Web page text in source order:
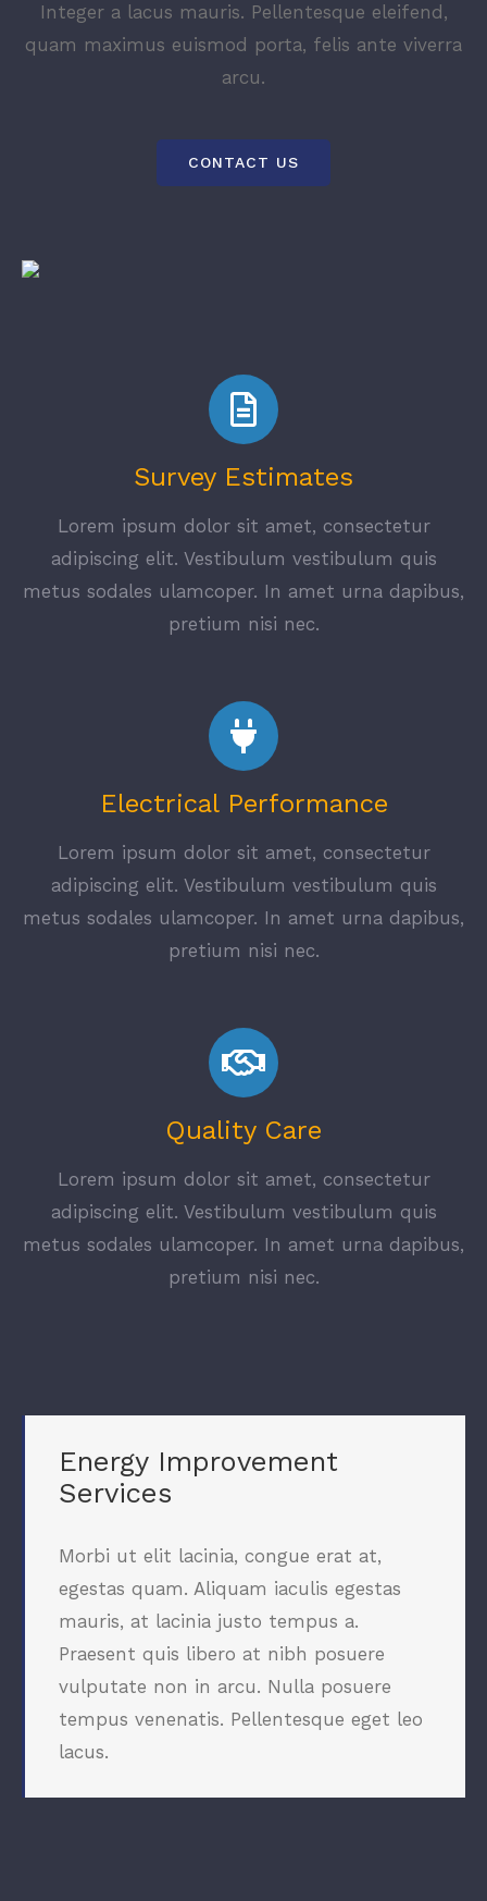
Integer a lacus mauris. Pellentesque eleifend,
quam maximus euismod porta, felis ante viverra
arcu.
CONTACT US
Survey Estimates
Lorem ipsum dolor sit amet, consectetur
adipiscing elit. Vestibulum vestibulum quis
metus sodales ulamcoper. In amet urna dapibus,
pretium nisi nec.
Electrical Performance
Lorem ipsum dolor sit amet, consectetur
adipiscing elit. Vestibulum vestibulum quis
metus sodales ulamcoper. In amet urna dapibus,
pretium nisi nec.
Quality Care
Lorem ipsum dolor sit amet, consectetur
adipiscing elit. Vestibulum vestibulum quis
metus sodales ulamcoper. In amet urna dapibus,
pretium nisi nec.
Energy Improvement
Services
Morbi ut elit lacinia, congue erat at,
egestas quam. Aliquam iaculis egestas
mauris, at lacinia justo tempus a.
Praesent quis libero at nibh posuere
vulputate non in arcu. Nulla posuere
tempus venenatis. Pellentesque eget leo
lacus.